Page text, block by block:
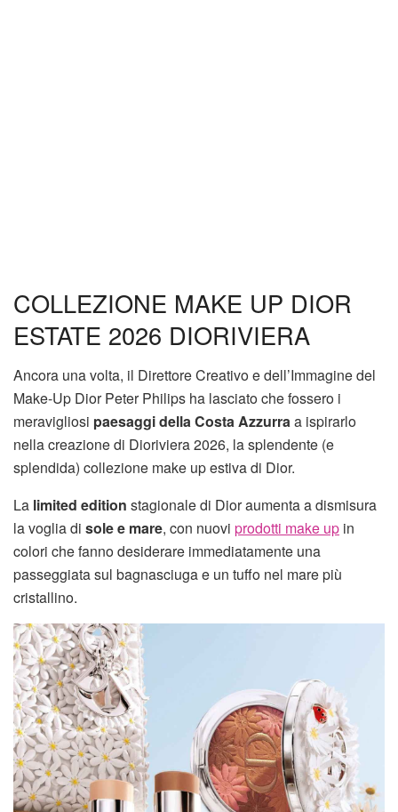
COLLEZIONE MAKE UP DIOR
ESTATE 2026 DIORIVIERA
Ancora una volta, il Direttore Creativo e dell’Immagine del
Make-Up Dior Peter Philips ha lasciato che fossero i
meravigliosi paesaggi della Costa Azzurraa ispirarlo
nella creazione di Dioriviera 2026, la splendente (e
splendida) collezione make up estiva di Dior.
La limited edition stagionale di Dior aumenta a dismisura
la voglia di sole e mare, con nuovi prodotti make up in
colori che fanno desiderare immediatamente una
passeggiata sul bagnasciuga e un tuffo nel mare più
cristallino.